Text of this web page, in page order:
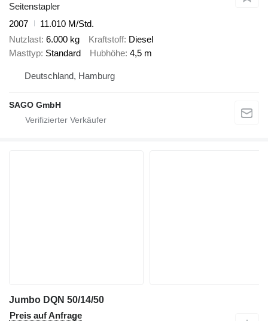
Seitenstapler
2007
11.010 M/Std.
Nutzlast 6.000 kg Kraftstoff Diesel
Masttyp Standard Hubhöhe 4,5 m
Deutschland, Hamburg
SAGO GmbH
Jumbo DQN 50/14/50
Preis auf Anfrage